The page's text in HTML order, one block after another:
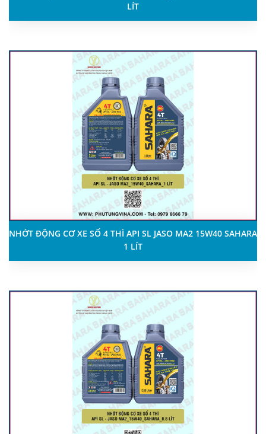
LÍT
NHỚT ĐỘNG CƠ XE SỐ 4 THÌ API SL JASO MA2 15W40 SAHARA
1 LÍT